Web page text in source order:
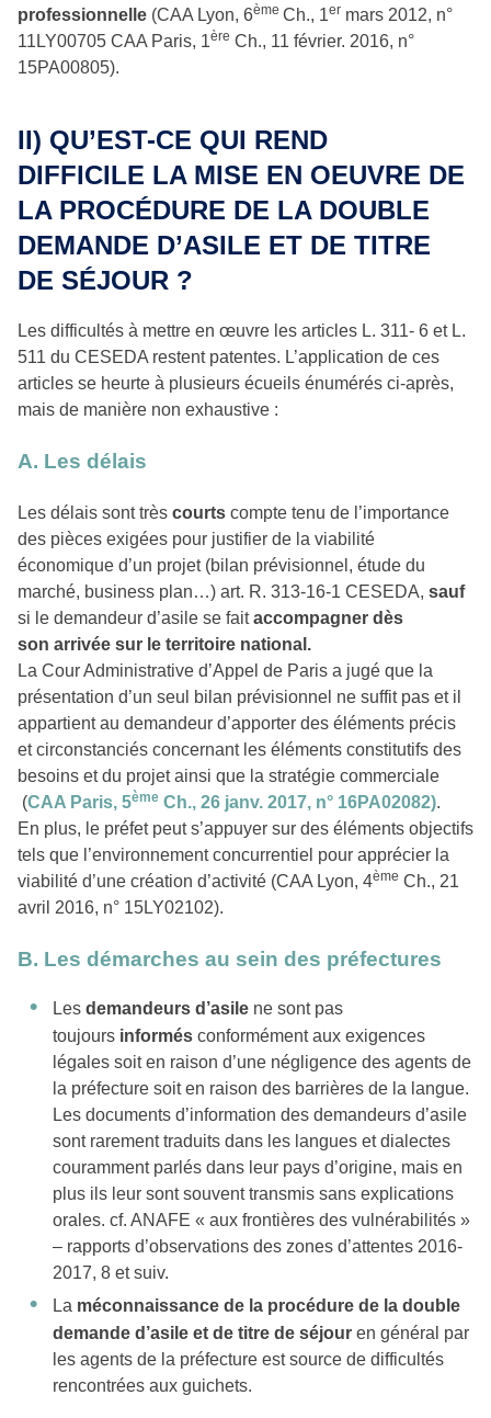
professionnelle (CAA Lyon, 6ème Ch., 1er mars 2012, n°
11LY00705 CAA Paris, 1ère Ch., 11 février. 2016, n°
15PA00805).
II) QU’EST-CE QUI REND
DIFFICILE LA MISE EN OEUVRE DE
LA PROCÉDURE DE LA DOUBLE
DEMANDE D’ASILE ET DE TITRE
DE SÉJOUR ?
Les difficultés à mettre en œuvre les articles L. 311- 6 et L.
511 du CESEDA restent patentes. L’application de ces
articles se heurte à plusieurs écueils énumérés ci-après,
mais de manière non exhaustive :
A. Les délais
Les délais sont très courts compte tenu de l’importance
des pièces exigées pour justifier de la viabilité
économique d’un projet (bilan prévisionnel, étude du
marché, business plan…) art. R. 313-16-1 CESEDA, sauf
si le demandeur d’asile se faitaccompagner dès
son arrivée sur le territoire national.
La Cour Administrative d’Appel de Paris a jugé que la
présentation d’un seul bilan prévisionnel ne suffit pas et il
appartient au demandeur d’apporter des éléments précis
et circonstanciés concernant les éléments constitutifs des
besoins et du projet ainsi que la stratégie commerciale
(CAA Paris, 5ème Ch., 26 janv. 2017, n° 16PA02082).
En plus, le préfet peut s’appuyer sur des éléments objectifs
tels que l’environnement concurrentiel pour apprécier la
viabilité d’une création d’activité (CAA Lyon, 4ème Ch., 21
avril 2016, n° 15LY02102).
B. Les démarches au sein des préfectures
Les demandeurs d’asile ne sont pas
toujours informés conformément aux exigences
légales soit en raison d’une négligence des agents de
la préfecture soit en raison des barrières de la langue.
Les documents d’information des demandeurs d’asile
sont rarement traduits dans les langues et dialectes
couramment parlés dans leur pays d’origine, mais en
plus ils leur sont souvent transmis sans explications
orales. cf. ANAFE « aux frontières des vulnérabilités »
– rapports d’observations des zones d’attentes 2016-
2017, 8 et suiv.
La méconnaissance de la procédure de la double
demande d’asile et de titre de séjour en général par
les agents de la préfecture est source de difficultés
rencontrées aux guichets.